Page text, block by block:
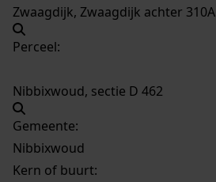
Zwaagdijk, Zwaagdijk achter 310A
Perceel:
Nibbixwoud, sectie D 462
Gemeente:
Nibbixwoud
Kern of buurt: